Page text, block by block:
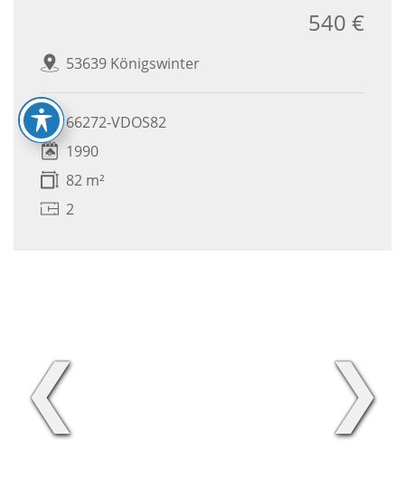
53639 Königswinter
540 €
66272-VDOS82
1990
82 m²
2
❮ ❯